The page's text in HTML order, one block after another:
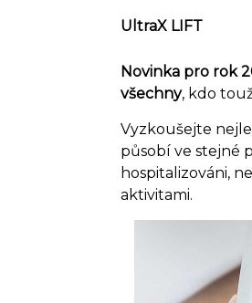
UltraX LIFT
Novinka pro rok
všechny, kdo
Vyzkoušejte
působí ve stejné
hospitalizováni,
aktivitami.